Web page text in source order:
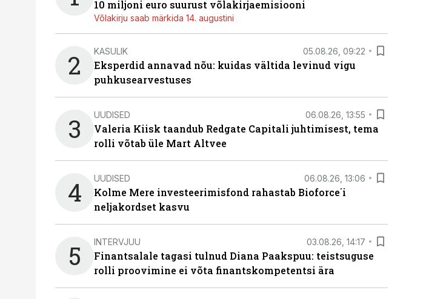
10 miljoni euro suurust võlakirjaemisiooni
Võlakirju saab märkida 14. augustini
2 KASULIK 05.08.26, 09:22
Eksperdid annavad nõu: kuidas vältida levinud vigu
puhkusearvestuses
3 UUDISED 06.08.26, 13:55
Valeria Kiisk taandub Redgate Capitali juhtimisest, tema
rolli võtab üle Mart Altvee
4 UUDISED 06.08.26, 13:06
Kolme Mere investeerimisfond rahastab Bioforce´i
neljakordset kasvu
5 INTERVJUU 03.08.26, 14:17
Finantsalale tagasi tulnud Diana Paakspuu: teistsuguse
rolli proovimine ei võta finantskompetentsi ära